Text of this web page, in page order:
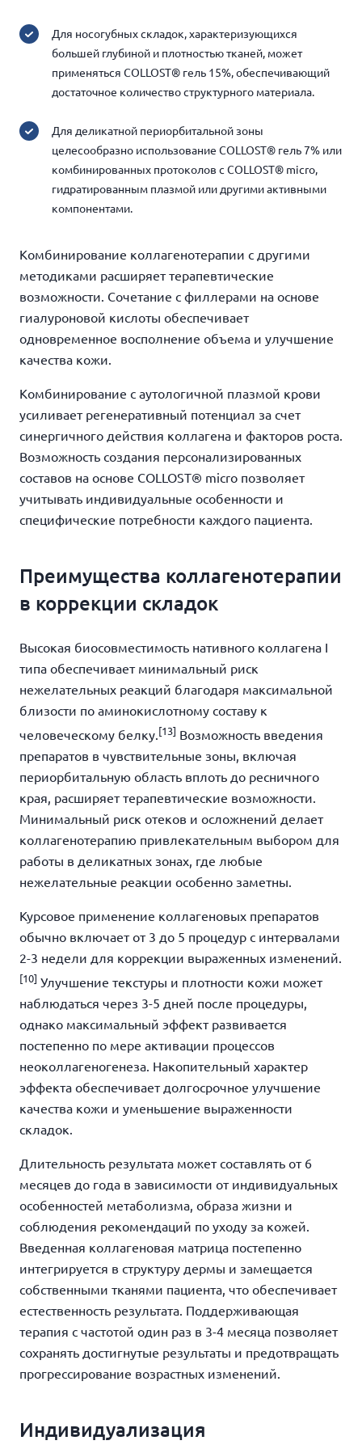
Для носогубных складок, характеризующихся
большей глубиной и плотностью тканей, может
применяться COLLOST® гель 15%, обеспечивающий
достаточное количество структурного материала.
Для деликатной периорбитальной зоны
целесообразно использование COLLOST® гель 7% или
комбинированных протоколов с COLLOST® micro,
гидратированным плазмой или другими активными
компонентами.
Комбинирование коллагенотерапии с другими
методиками расширяет терапевтические
возможности. Сочетание с филлерами на основе
гиалуроновой кислоты обеспечивает
одновременное восполнение объема и улучшение
качества кожи.
Комбинирование с аутологичной плазмой крови
усиливает регенеративный потенциал за счет
синергичного действия коллагена и факторов роста.
Возможность создания персонализированных
составов на основе COLLOST® micro позволяет
учитывать индивидуальные особенности и
специфические потребности каждого пациента.
Преимущества коллагенотерапии
в коррекции складок
Высокая биосовместимость нативного коллагена I
типа обеспечивает минимальный риск
нежелательных реакций благодаря максимальной
близости по аминокислотному составу к
человеческому белку.[13] Возможность введения
препаратов в чувствительные зоны, включая
периорбитальную область вплоть до ресничного
края, расширяет терапевтические возможности.
Минимальный риск отеков и осложнений делает
коллагенотерапию привлекательным выбором для
работы в деликатных зонах, где любые
нежелательные реакции особенно заметны.
Курсовое применение коллагеновых препаратов
обычно включает от 3 до 5 процедур с интервалами
2-3 недели для коррекции выраженных изменений.
[10] Улучшение текстуры и плотности кожи может
наблюдаться через 3-5 дней после процедуры,
однако максимальный эффект развивается
постепенно по мере активации процессов
неоколлагеногенеза. Накопительный характер
эффекта обеспечивает долгосрочное улучшение
качества кожи и уменьшение выраженности
складок.
Длительность результата может составлять от 6
месяцев до года в зависимости от индивидуальных
особенностей метаболизма, образа жизни и
соблюдения рекомендаций по уходу за кожей.
Введенная коллагеновая матрица постепенно
интегрируется в структуру дермы и замещается
собственными тканями пациента, что обеспечивает
естественность результата. Поддерживающая
терапия с частотой один раз в 3-4 месяца позволяет
сохранять достигнутые результаты и предотвращать
прогрессирование возрастных изменений.
Индивидуализация